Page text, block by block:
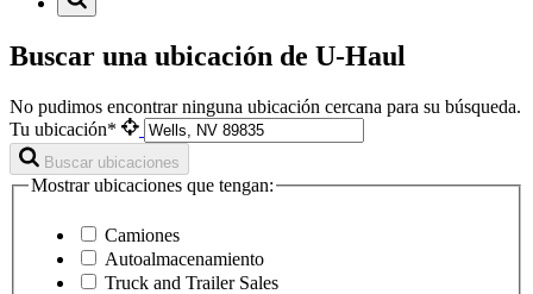
Buscar una ubicación de U-Haul
No pudimos encontrar ninguna ubicación cercana para su búsqueda.
Tu ubicación*
Buscar ubicaciones
Mostrar ubicaciones que tengan:
Camiones
Autoalmacenamiento
Truck and Trailer Sales